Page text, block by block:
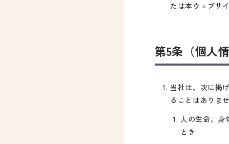
たは本ウェブサ
第5条（個人
当社は，次に掲
ることはありま
人の生命，身
とき